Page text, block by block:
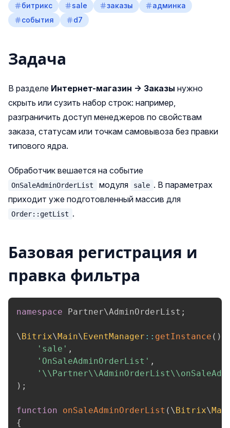
битрикс sale заказы
админка
события
d7
Задача
В разделе Интернет-магазин → Заказы нужно
скрыть или сузить набор строк: например,
разграничить доступ менеджеров по свойствам
заказа, статусам или точкам самовывоза без правки
типового ядра.
Обработчик вешается на событие
OnSaleAdminOrderList модуля sale . В параметрах
приходит уже подготовленный массив для
Order::getList .
Базовая регистрация и
правка фильтра
namespace Partner\AdminOrderList ;
\Bitrix\Main\EventManager :: getInstance ( )
'sale' ,
'OnSaleAdminOrderList' ,
) ;
function onSaleAdminOrderList ( \Bitrix\
{